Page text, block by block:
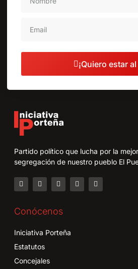
¡Quiero estar
Partido político que lucha por la
segregación de nuestro pueblo El
Conócenos
Iniciativa Porteña
Estatutos
Concejales